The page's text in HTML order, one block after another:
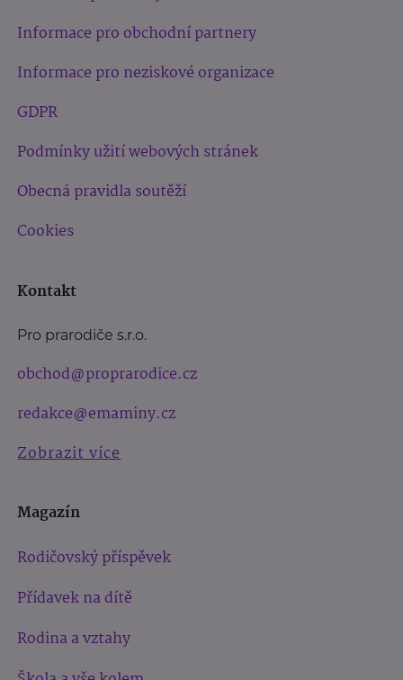
Informace pro obchodní partnery
Informace pro neziskové organizace
GDPR
Podmínky užití webových stránek
Obecná pravidla soutěží
Cookies
Kontakt
Pro prarodiče s.r.o.
obchod@proprarodice.cz
redakce@emaminy.cz
Zobrazit více
Magazín
Rodičovský příspěvek
Přídavek na dítě
Rodina a vztahy